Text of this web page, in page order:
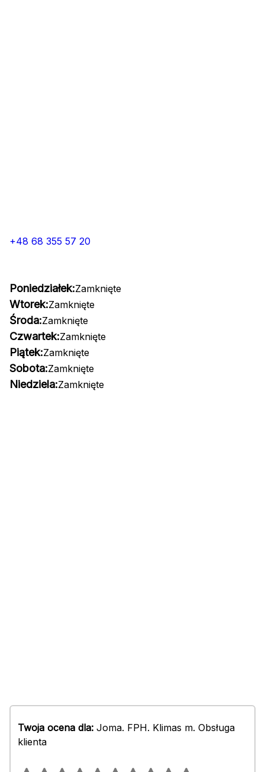
+48 68 355 57 20
Poniedziałek:Zamknięte
Wtorek:Zamknięte
Środa:Zamknięte
Czwartek:Zamknięte
Piątek:Zamknięte
Sobota:Zamknięte
Niedziela:Zamknięte
Twoja ocena dla: Joma. FPH. Klimas m. Obsługa
klienta